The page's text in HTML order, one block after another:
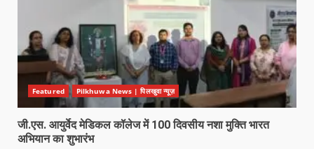
Featured Pilkhuwa News | पिलखुवा न्यूज़
जी.एस. आयुर्वेद मेडिकल कॉलेज में 100 दिवसीय नशा मुक्ति भारत
अभियान का शुभारंभ